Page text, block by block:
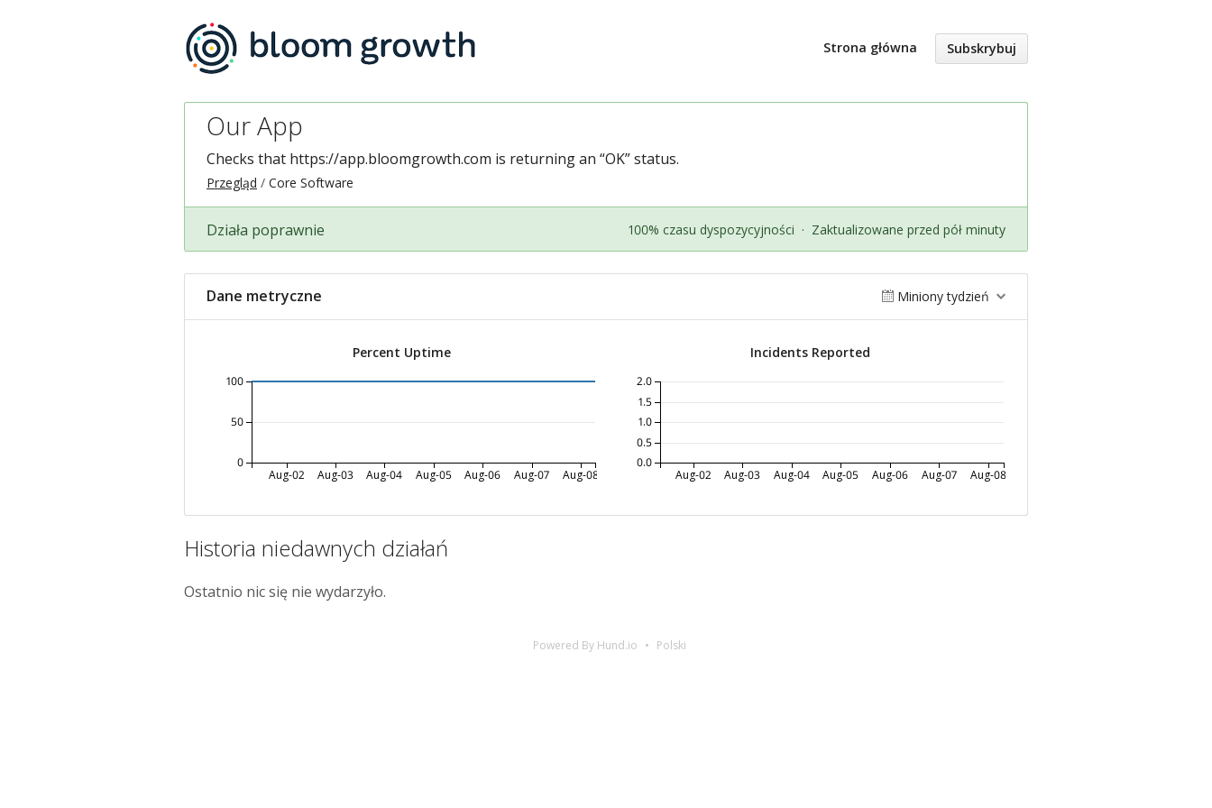
Strona główna Subskrybuj
Our App
Checks that https://app.bloomgrowth.com is returning an “OK” status.
Przegląd Core Software
Działa poprawnie 100% czasu dyspozycyjności · Zaktualizowane przed pół minuty
Dane metryczne Miniony tydzień
Percent Uptime
Aug-02 Aug-03 Aug-04 Aug-05 Aug-06 Aug-07 Aug-08
0
50
100
Incidents Reported
Aug-02 Aug-03 Aug-04 Aug-05 Aug-06 Aug-07 Aug-08
0.0
0.5
1.0
1.5
2.0
Historia niedawnych działań
Ostatnio nic się nie wydarzyło.
Powered By Hund.io Polski